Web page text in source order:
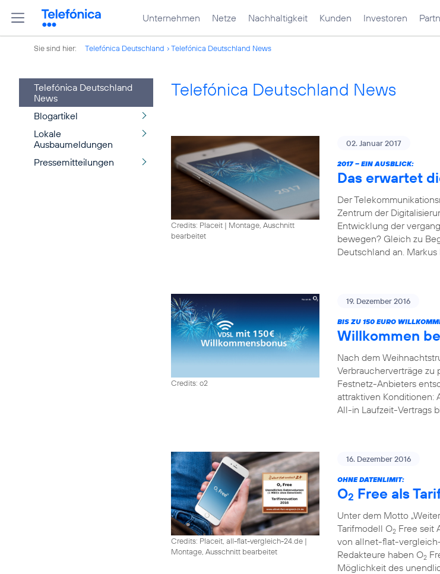
Unternehmen Netze Nachhaltigkeit Kunden Investoren
Sie sind hier: Telefónica Deutschland Telefónica Deutschland News
Telefónica Deutschland
News
Blogartikel
Lokale
Ausbaumeldungen
Pressemitteilungen
Telefónica Deutschland News
Credits: Placeit | Montage, Auschnitt
bearbeitet
02. Januar 2017
2017 – EIN AUSBLICK:
Das erwartet
Der
Zentrum der
Entwicklung der
bewegen? Gleich zu
Deutschland an.
Credits: o2
19. Dezember 2016
BIS ZU 150 EURO
Willkommen
Nach dem
Verbraucherverträge zu
Festnetz-Anbieters
attraktiven Konditionen:
All-in Laufzeit-Vertrags
Credits: Placeit, all-flat-vergleich-24.de |
Montage, Ausschnitt bearbeitet
16. Dezember 2016
OHNE DATENLIMIT:
O2 Free als
Unter dem Motto
Tarifmodell O2 Free seit
von allnet-flat-vergleich-
Redakteure haben O2
Möglichkeit des